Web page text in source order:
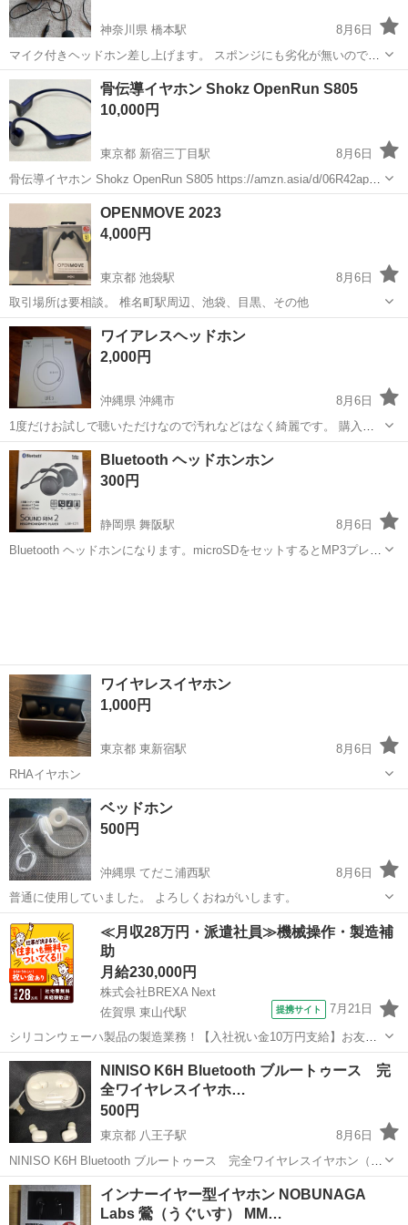
神奈川県 橋本駅
8月6日
マイク付きヘッドホン差し上げます。 スポンジにも劣化が無いのでま
だ使えると思います。 動作確認していまさん。
神奈川 相模原市 橋本駅
骨伝導イヤホン Shokz OpenRun S805
10,000円
東京都 新宿三丁目駅
8月6日
骨伝導イヤホン Shokz OpenRun S805 https://amzn.asia/d/06R42apR
2024年9月末に発売された USB-C充電タイプです。 2025年1月に購入
して、約1年間ちょこちょこ使...
東京 新宿区
OPENMOVE 2023
4,000円
東京都 池袋駅
8月6日
取引場所は要相談。 椎名町駅周辺、池袋、目黒、その他
東京 豊島区 池袋駅 オーディオ
ワイアレスヘッドホン
2,000円
沖縄県 沖縄市
8月6日
1度だけお試しで聴いただけなので汚れなどはなく綺麗です。 購入後
の返品は受け付けません。 受け渡し場所は泡瀬周辺でよろしくお願い
します🙇‍♀️
沖縄 沖縄市
Bluetooth ヘッドホンホン
300円
静岡県 舞阪駅
8月6日
Bluetooth ヘッドホンになります。microSDをセットするとMP3プレイ
ワイヤレスイヤホン
1,000円
東京都 東新宿駅
8月6日
RHAイヤホン
東京 新宿区 東新宿駅
ベッドホン
500円
沖縄県 てだこ浦西駅
8月6日
普通に使用していました。 よろしくおねがいします。
沖縄 中頭郡 てだこ浦西駅 オーディオ
≪月収28万円・派遣社員≫機械操作・製造補
助
月給230,000円
株式会社BREXA Next
佐賀県 東山代駅
提携サイト 7月21日
シリコンウェーハ製品の製造業務！【入社祝い金10万円支給】お友達
やカップルとの応募OK◎年間休日129日＆休出なしでプライベート充
実♪業務はクリーンルームで快適作業◎自社正社員登用制度あり★1食
300円～の格安食堂あり！《佐...
佐賀 伊万里市
NINISO K6H Bluetooth ブルートゥース 完
全ワイヤレスイヤホ…
500円
東京都 八王子駅
8月6日
NINISO K6H Bluetooth ブルートゥース 完全ワイヤレスイヤホン（中
国版） 片耳づつの使用や出先でのケース充電も可 動作確認済み中古品
です。 知人からの処分委託品です。 複数回チェックしてみました...
東京 八王子市 八王子駅 オーディオ
インナーイヤー型イヤホン NOBUNAGA
Labs 鶯（うぐいす） MM…